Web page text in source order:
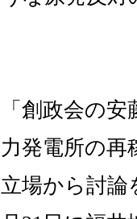
「創政会の
力発電所の
立場から討論